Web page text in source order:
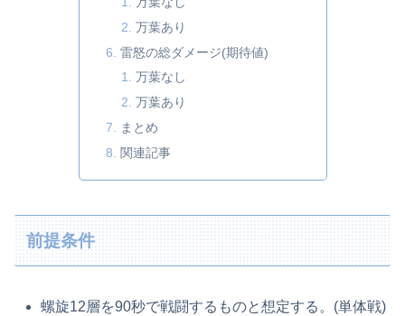
万葉あり
雷怒の総ダメージ(期待値)
万葉なし
万葉あり
まとめ
関連記事
前提条件
螺旋12層を90秒で戦闘するものと想定する。(単体戦)